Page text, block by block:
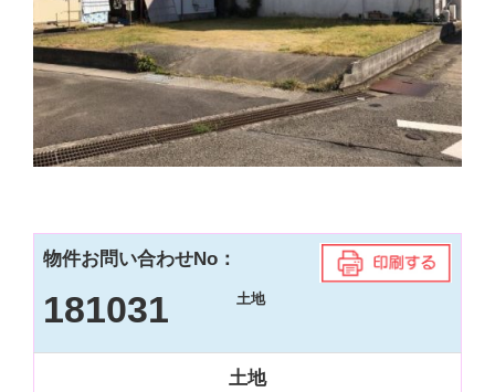
物件お問い合わせNo：
181031 土地
土地